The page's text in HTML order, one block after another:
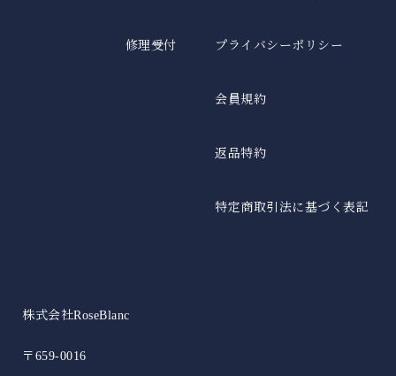
修理受付 プライバシーポリシー
会員規約
返品特約
特定商取引法に基づく表記
株式会社RoseBlanc
〒659-0016